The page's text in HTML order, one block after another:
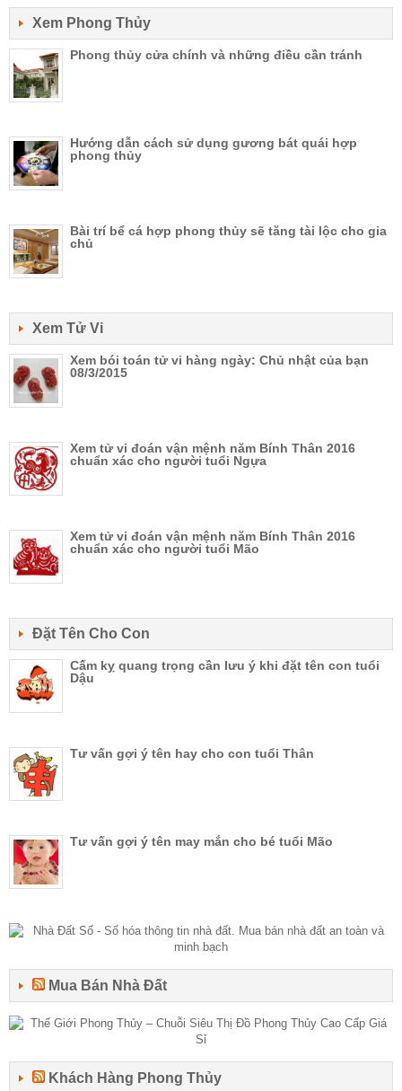
Xem Phong Thủy
Phong thủy cửa chính và những điều cần tránh
Hướng dẫn cách sử dụng gương bát quái hợp
phong thủy
Bài trí bể cá hợp phong thủy sẽ tăng tài lộc cho gia
chủ
Xem Tử Vi
Xem bói toán tử vi hàng ngày: Chủ nhật của bạn
08/3/2015
Xem tử vi đoán vận mệnh năm Bính Thân 2016
chuẩn xác cho người tuổi Ngựa
Xem tử vi đoán vận mệnh năm Bính Thân 2016
chuẩn xác cho người tuổi Mão
Đặt Tên Cho Con
Cấm kỵ quang trọng cần lưu ý khi đặt tên con tuổi
Dậu
Tư vấn gợi ý tên hay cho con tuổi Thân
Tư vấn gợi ý tên may mắn cho bé tuổi Mão
Mua Bán Nhà Đất
Khách Hàng Phong Thủy